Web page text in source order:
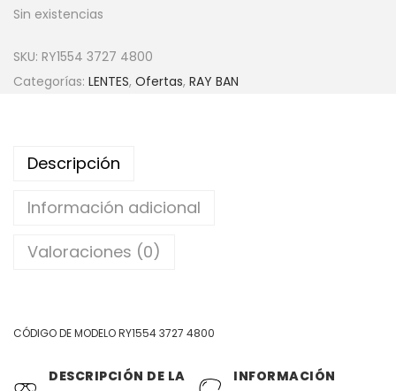
Sin existencias
SKU: RY1554 3727 4800
Categorías: LENTES, Ofertas, RAY BAN
Descripción
Información adicional
Valoraciones (0)
CÓDIGO DE MODELO RY1554 3727 4800
DESCRIPCIÓN DE LA
INFORMACIÓN